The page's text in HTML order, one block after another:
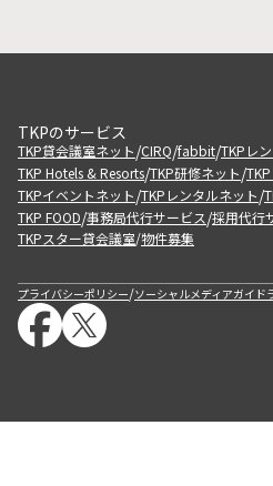
TKPのサービス
TKP貸会議室ネット/CIRQ/fabbit/TKPレ
TKP Hotels & Resorts/TKP研修ネット/
TKPイベントネット/TKPレンタルネット/
TKP FOOD/事務局代行サービス/採用代行
TKPスター貸会議室/物件募集
プライバシーポリシー/ソーシャルメディアガイド